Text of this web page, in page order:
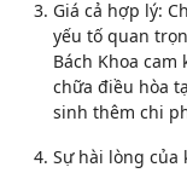
Giá cả hợp lý:
yếu tố quan
Bách Khoa
chữa điều hòa
sinh thêm chi
Sự hài lòng của